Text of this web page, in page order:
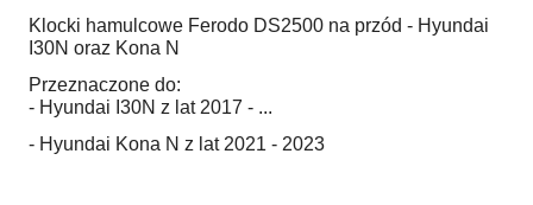
Klocki hamulcowe Ferodo DS2500 na przód - Hyundai
I30N oraz Kona N
Przeznaczone do:
- Hyundai I30N z lat 2017 - ...
- Hyundai Kona N z lat 2021 - 2023